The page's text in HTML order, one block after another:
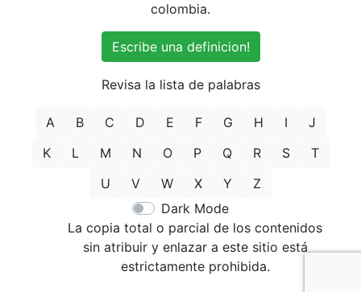
colombia.
Escribe una definicion!
Revisa la lista de palabras
A B C D E F G H I
J
K
L M N O P Q R S
T
U
V W X Y
Z
Dark Mode
La copia total o parcial de los contenidos
sin atribuir y enlazar a este sitio está
estrictamente prohibida.